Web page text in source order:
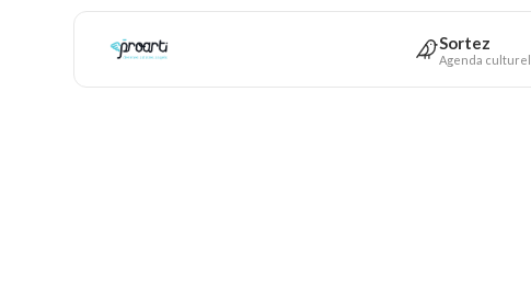
Sortez
Agenda culturel